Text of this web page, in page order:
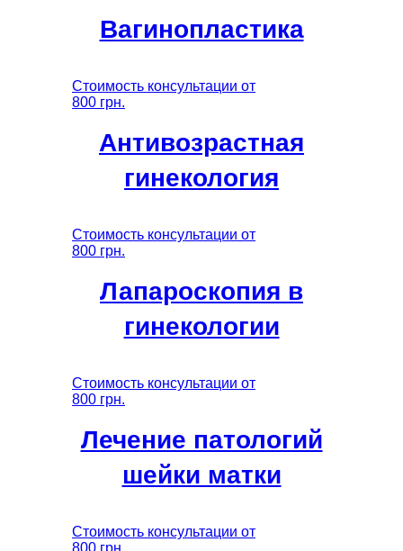
Вагинопластика
Стоимость консультации от
800 грн.
Антивозрастная
гинекология
Стоимость консультации от
800 грн.
Лапароскопия в
гинекологии
Стоимость консультации от
800 грн.
Лечение патологий
шейки матки
Стоимость консультации от